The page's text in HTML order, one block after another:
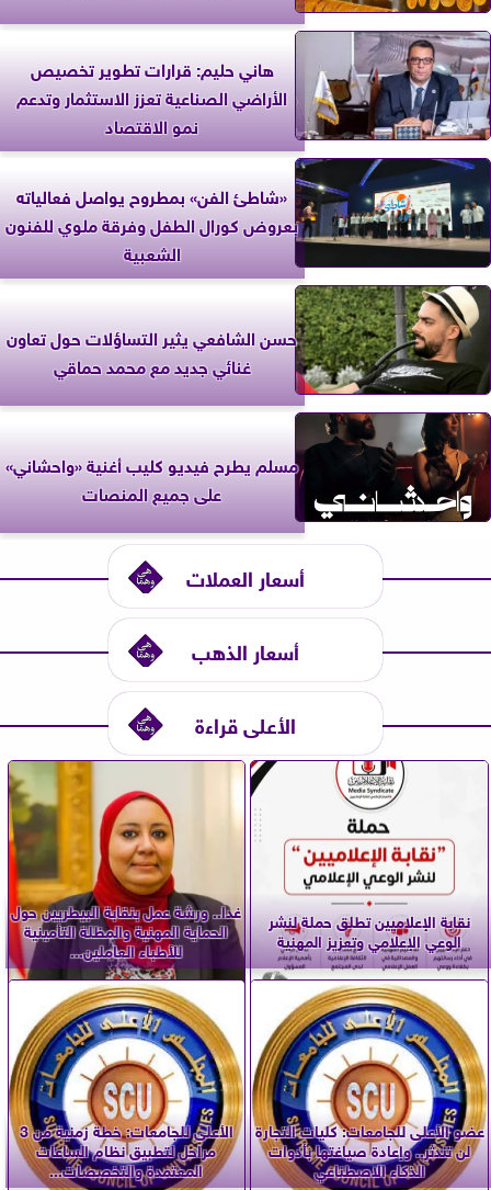
هاني حليم: قرارات تطوير تخصيص
الأراضي الصناعية تعزز الاستثمار وتدعم
نمو الاقتصاد
«شاطئ الفن» بمطروح يواصل فعالياته
بعروض كورال الطفل وفرقة ملوي للفنون
الشعبية
حسن الشافعي يثير التساؤلات حول تعاون
غنائي جديد مع محمد حماقي
مسلم يطرح فيديو كليب أغنية «واحشاني»
على جميع المنصات
أسعار العملات
أسعار الذهب
الأعلى قراءة
نقابة الإعلاميين تطلق حملة لنشر
الوعي الإعلامي وتعزيز المهنية
غدا.. ورشة عمل بنقابة البيطريين حول
الحماية المهنية والمظلة التأمينية
للأطباء العاملين...
عضو الأعلى للجامعات: كليات التجارة
لن تندثر.. وإعادة صياغتها بأدوات
الذكاء الاصطناعي
الأعلى للجامعات: خطة زمنية من 3
مراحل لتطبيق نظام الساعات
المعتمدة والتخصصات...